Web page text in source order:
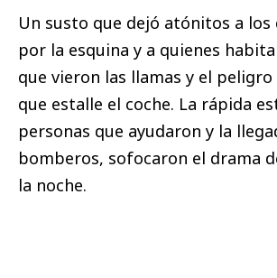
Un susto que dejó atónitos a los
por la esquina y a quienes
que vieron las llamas y el
que estalle el coche. La rápida
personas que ayudaron y la
bomberos, sofocaron el drama
la noche.